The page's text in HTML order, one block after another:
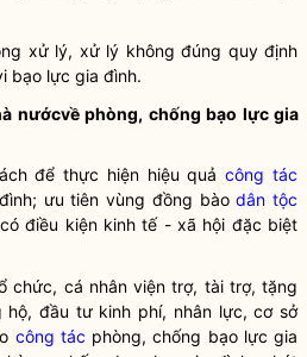
xử lý, xử lý không đúng quy định
bạo lực gia đình.
nướcvề phòng, chốngbạo lực gia
để thực hiện hiệu quảcông tác
; ưu tiên vùng đồng bàodân tộc
điều kiện kinh tế - xã hội đặc biệt
chức, cá nhân viện trợ, tài trợ, tặng
đầu tư kinh phí, nhân lực, cơ sở
công tác phòng, chống bạo lực gia